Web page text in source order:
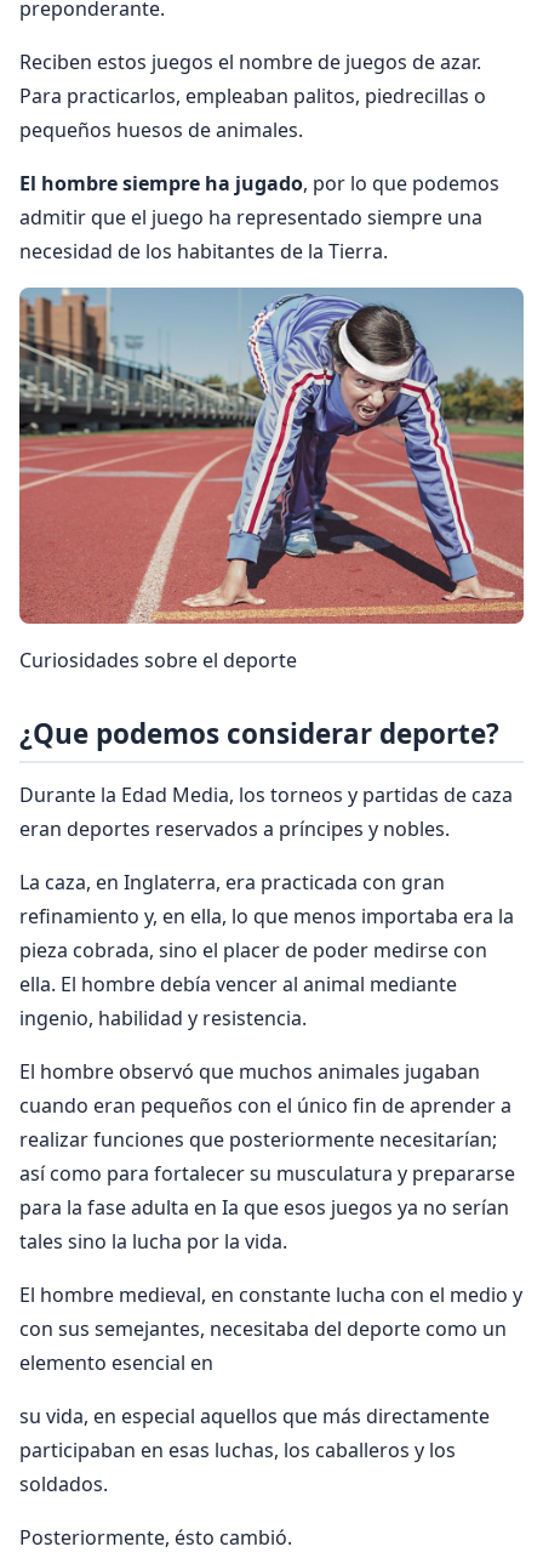
preponderante.
Reciben estos juegos el nombre de juegos de azar.
Para practicarlos, empleaban palitos, piedrecillas o
pequeños huesos de animales.
El hombre siempre ha jugado, por lo que podemos
admitir que el juego ha representado siempre una
necesidad de los habitantes de la Tierra.
Curiosidades sobre el deporte
¿Que podemos considerar deporte?
Durante la Edad Media, los torneos y partidas de caza
eran deportes reservados a príncipes y nobles.
La caza, en Inglaterra, era practicada con gran
refinamiento y, en ella, lo que menos importaba era la
pieza cobrada, sino el placer de poder medirse con
ella. El hombre debía vencer al animal mediante
ingenio, habilidad y resistencia.
El hombre observó que muchos animales jugaban
cuando eran pequeños con el único fin de aprender a
realizar funciones que posteriormente necesitarían;
así como para fortalecer su musculatura y prepararse
para la fase adulta en Ia que esos juegos ya no serían
tales sino la lucha por la vida.
El hombre medieval, en constante lucha con el medio y
con sus semejantes, necesitaba del deporte como un
elemento esencial en
su vida, en especial aquellos que más directamente
participaban en esas luchas, los caballeros y los
soldados.
Posteriormente, ésto cambió.